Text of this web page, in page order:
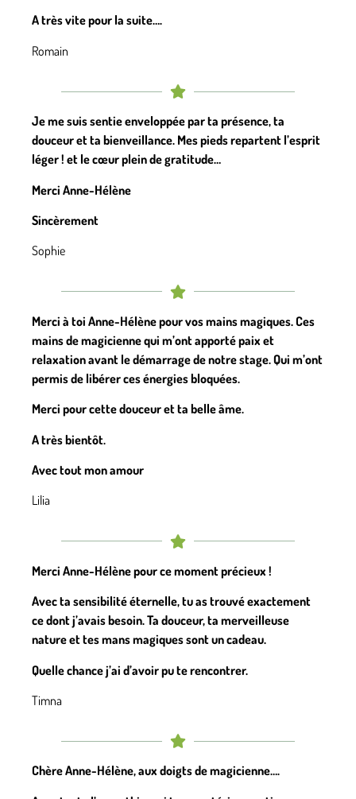
A très vite pour la suite….
Romain
Je me suis sentie enveloppée par ta présence, ta
douceur et ta bienveillance. Mes pieds repartent l’esprit
léger ! et le cœur plein de gratitude…
Merci Anne-Hélène
Sincèrement
Sophie
Merci à toi Anne-Hélène pour vos mains magiques. Ces
mains de magicienne qui m’ont apporté paix et
relaxation avant le démarrage de notre stage. Qui m’ont
permis de libérer ces énergies bloquées.
Merci pour cette douceur et ta belle âme.
A très bientôt.
Avec tout mon amour
Lilia
Merci Anne-Hélène pour ce moment précieux !
Avec ta sensibilité éternelle, tu as trouvé exactement
ce dont j’avais besoin. Ta douceur, ta merveilleuse
nature et tes mans magiques sont un cadeau.
Quelle chance j’ai d’avoir pu te rencontrer.
Timna
Chère Anne-Hélène, aux doigts de magicienne….